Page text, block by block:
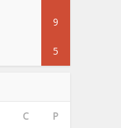
9
5
C P